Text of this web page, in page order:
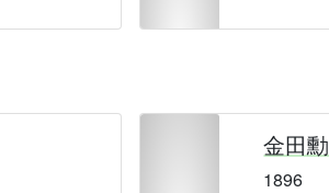
金田勳
1896